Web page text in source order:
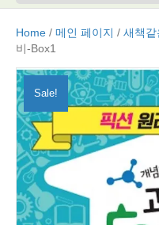
Home / 메인 페이지 / 새책같
비-Box1
Sale!